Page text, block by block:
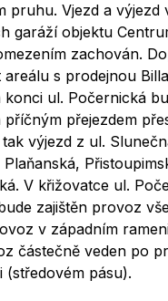
pruhu. Vjezd a výjezd
garáží objektu
zachován.
s prodejnou
konci ul. Počernická
příčným přejezdem
tak výjezd z ul.
V křižovatce ul.
zajištěn provoz
v západním
částečně veden po
(středovém pásu).